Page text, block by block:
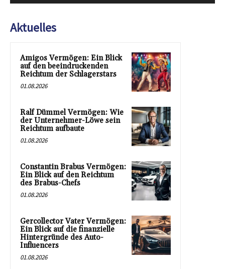
Aktuelles
Amigos Vermögen: Ein Blick
auf den beeindruckenden
Reichtum der Schlagerstars
01.08.2026
Ralf Dümmel Vermögen: Wie
der Unternehmer-Löwe sein
Reichtum aufbaute
01.08.2026
Constantin Brabus Vermögen:
Ein Blick auf den Reichtum
des Brabus-Chefs
01.08.2026
Gercollector Vater Vermögen:
Ein Blick auf die finanzielle
Hintergründe des Auto-
Influencers
01.08.2026